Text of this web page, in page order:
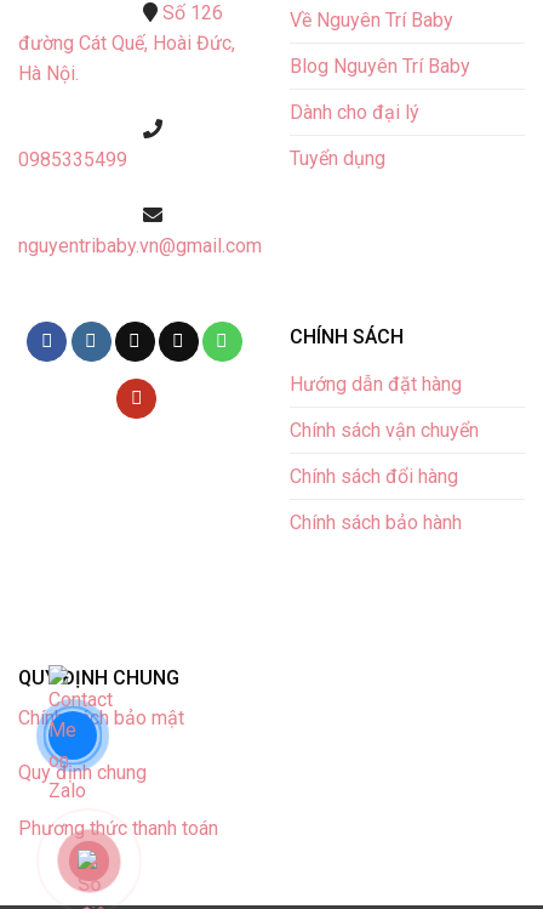
Số 126
đường Cát Quế, Hoài Đức,
Hà Nội.
0985335499
nguyentribaby.vn@gmail.com
Về Nguyên Trí Baby
Blog Nguyên Trí Baby
Dành cho đại lý
Tuyển dụng
CHÍNH SÁCH
Hướng dẫn đặt hàng
Chính sách vận chuyển
Chính sách đổi hàng
Chính sách bảo hành
QUY ĐỊNH CHUNG
Chính sách bảo mật
Quy định chung
Phương thức thanh toán